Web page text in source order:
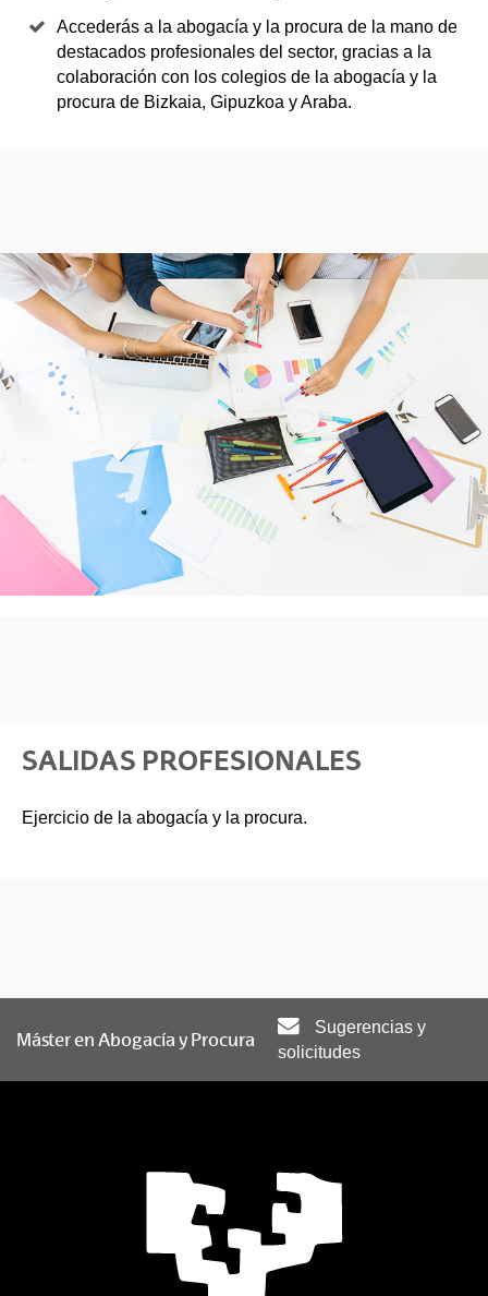
Accederás a la abogacía y la procura de la mano de
destacados profesionales del sector, gracias a la
colaboración con los colegios de la abogacía y la
procura de Bizkaia, Gipuzkoa y Araba.
SALIDAS PROFESIONALES
Ejercicio de la abogacía y la procura.
Máster en Abogacía y Procura
Sugerencias y
solicitudes